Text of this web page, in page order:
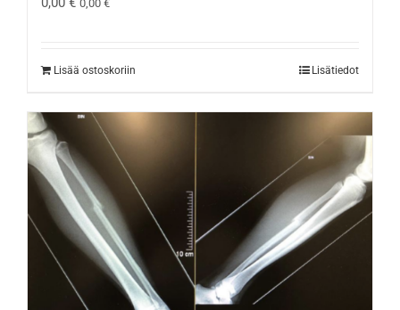
0,00 €
Lisää ostoskoriin Lisätiedot